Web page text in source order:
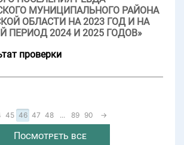
МУНИЦИПАЛЬНОГО РАЙОНА
ОБЛАСТИ НА 2023 ГОД И НА
ПЕРИОД 2024 И 2025 ГОДОВ»
проверки
45 46 47 48 ... 89 90 →
Посмотреть все